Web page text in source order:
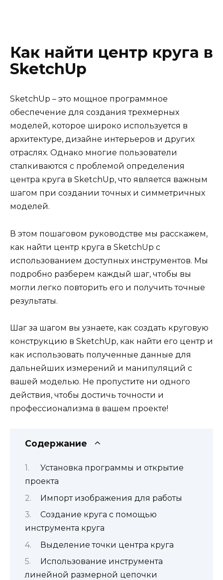
Как найти центр круга в
SketchUp
SketchUp – это мощное программное
обеспечение для создания трехмерных
моделей, которое широко используется в
архитектуре, дизайне интерьеров и других
отраслях. Однако многие пользователи
сталкиваются с проблемой определения
центра круга в SketchUp, что является важным
шагом при создании точных и симметричных
моделей.
В этом пошаговом руководстве мы расскажем,
как найти центр круга в SketchUp с
использованием доступных инструментов. Мы
подробно разберем каждый шаг, чтобы вы
могли легко повторить его и получить точные
результаты.
Шаг за шагом вы узнаете, как создать круговую
конструкцию в SketchUp, как найти его центр и
как использовать полученные данные для
дальнейших измерений и манипуляций с
вашей моделью. Не пропустите ни одного
действия, чтобы достичь точности и
профессионализма в вашем проекте!
Содержание
Установка программы и открытие
проекта
Импорт изображения для работы
Создание круга с помощью
инструмента круга
Выделение точки центра круга
Использование инструмента
линейной размерной цепочки